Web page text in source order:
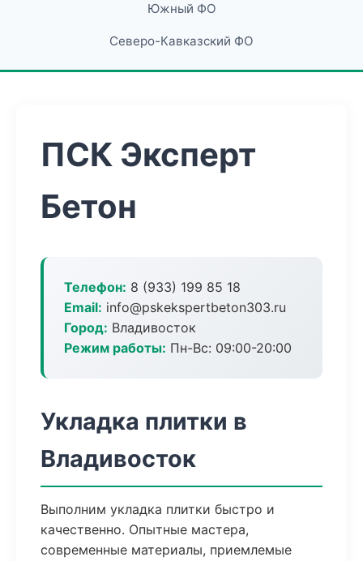
Южный ФО
Северо-Кавказский ФО
ПСК Эксперт
Бетон
Телефон: 8 (933) 199 85 18
Email: info@pskekspertbeton303.ru
Город: Владивосток
Режим работы: Пн-Вс: 09:00-20:00
Укладка плитки в
Владивосток
Выполним укладка плитки быстро и
качественно. Опытные мастера,
современные материалы, приемлемые